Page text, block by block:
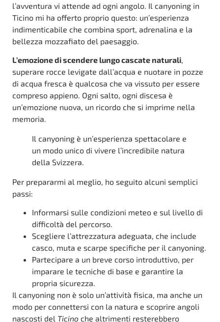
l’avventura vi attende ad ogni angolo. Il canyoning in
Ticino mi ha offerto proprio questo: un’esperienza
indimenticabile che combina sport, adrenalina e la
bellezza mozzafiato del paesaggio.
L’emozione di scendere lungo cascate naturali,
superare rocce levigate dall’acqua e nuotare in pozze
di acqua fresca è qualcosa che va vissuto per essere
compreso appieno. Ogni salto, ogni discesa è
un’emozione nuova, un ricordo che si imprime nella
memoria.
Il canyoning è un’esperienza spettacolare e
un modo unico di vivere l’incredibile natura
della Svizzera.
Per prepararmi al meglio, ho seguito alcuni semplici
passi:
Informarsi sulle condizioni meteo e sul livello di
difficoltà del percorso.
Scegliere l’attrezzatura adeguata, che include
casco, muta e scarpe specifiche per il canyoning.
Partecipare a un breve corso introduttivo, per
imparare le tecniche di base e garantire la
propria sicurezza.
Il canyoning non è solo un’attività fisica, ma anche un
modo per connettersi con la natura e scoprire angoli
nascosti del Ticino che altrimenti resterebbero